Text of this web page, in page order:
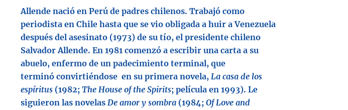
Allende nació en Perú de padres chilenos. Trabajó como
periodista en Chile hasta que se vio obligada a huir a Venezuela
después del asesinato (1973) de su tío, el presidente chileno
Salvador Allende. En 1981 comenzó a escribir una carta a su
abuelo, enfermo de un padecimiento terminal, que
terminó convirtiéndose en su primera novela, La casa de los
espíritus (1982; The House of the Spirits; película en 1993). Le
siguieron las novelas De amor y sombra (1984; Of Love and